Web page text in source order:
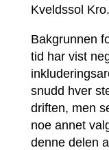
Kveldssol Kro.
Bakgrunnen
tid har vist
snudd hver
driften, men
noe annet
denne delen